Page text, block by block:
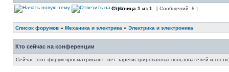
Страница 1 из 1 [ Сообщений: 8 ]
Список форумов » Механика и электрика » Электрика и электроника
Кто сейчас на конференции
Сейчас этот форум просматривают: нет зарегистрированных пользователей и